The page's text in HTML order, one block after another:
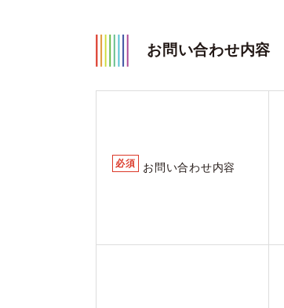
お問い合わせ内容
必須 お問い合わせ内容